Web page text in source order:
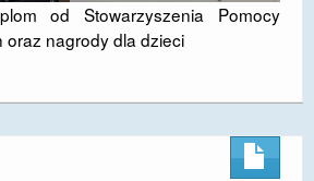
od Stowarzyszenia Pomocy
oraz nagrody dla dzieci